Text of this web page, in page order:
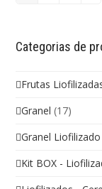
Categorias de
Frutas
Granel (17)
Granel
Kit BOX -